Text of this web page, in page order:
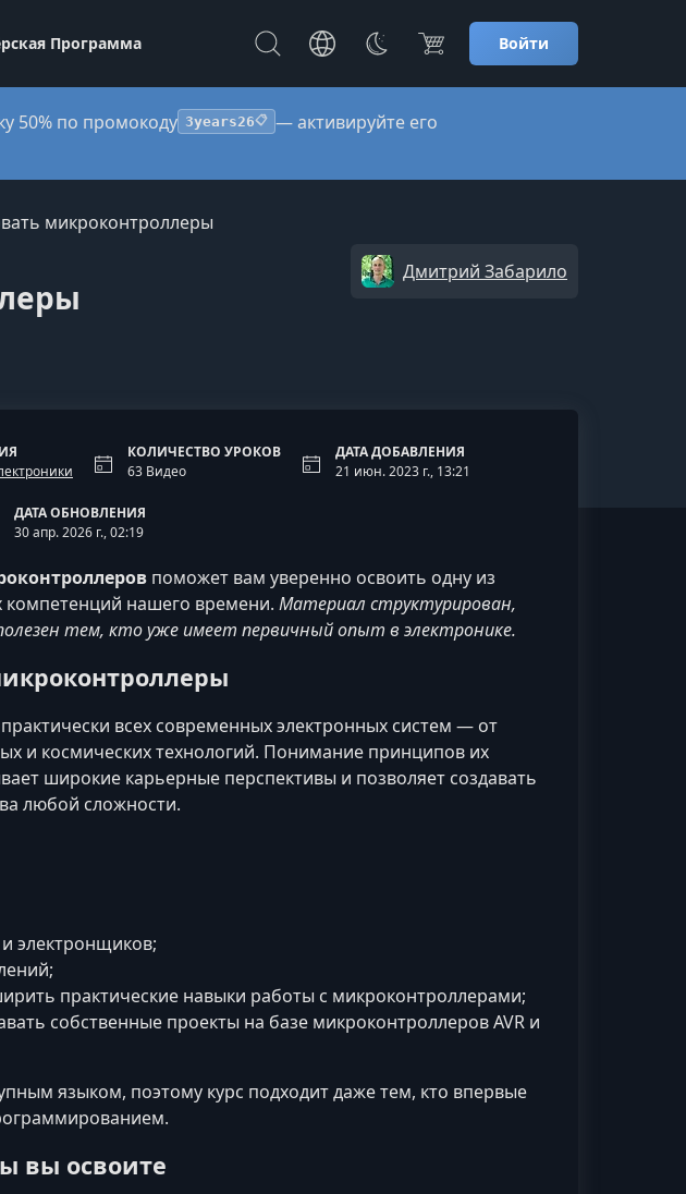
Программа Войти
50% по промокоду 3years26📋 — активируйте его
микроконтроллеры
Дмитрий Забарило
КОЛИЧЕСТВО УРОКОВ
63 Видео
ДАТА ДОБАВЛЕНИЯ
21 июн. 2023 г., 13:21
ДАТА ОБНОВЛЕНИЯ
30 апр. 2026 г., 02:19
поможет вам уверенно освоить одну из
компетенций нашего времени. Материал структурирован,
тем, кто уже имеет первичный опыт в электронике.
всех современных электронных систем — от
и космических технологий. Понимание принципов их
широкие карьерные перспективы и позволяет создавать
любой сложности.
электронщиков;
практические навыки работы с микроконтроллерами;
собственные проекты на базе микроконтроллеров AVR и
языком, поэтому курс подходит даже тем, кто впервые
вы освоите